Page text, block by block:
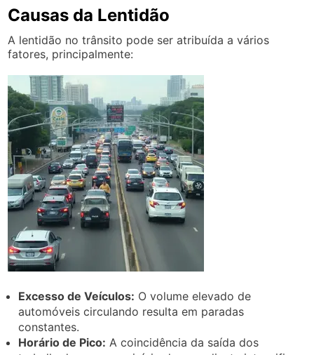
Causas da Lentidão
A lentidão no trânsito pode ser atribuída a vários
fatores, principalmente:
Excesso de Veículos: O volume elevado de
automóveis circulando resulta em paradas
constantes.
Horário de Pico: A coincidência da saída dos